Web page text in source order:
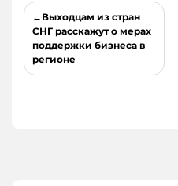
Навигация
по
записям
Выходцам из стран
СНГ расскажут о мерах
поддержки бизнеса в
регионе